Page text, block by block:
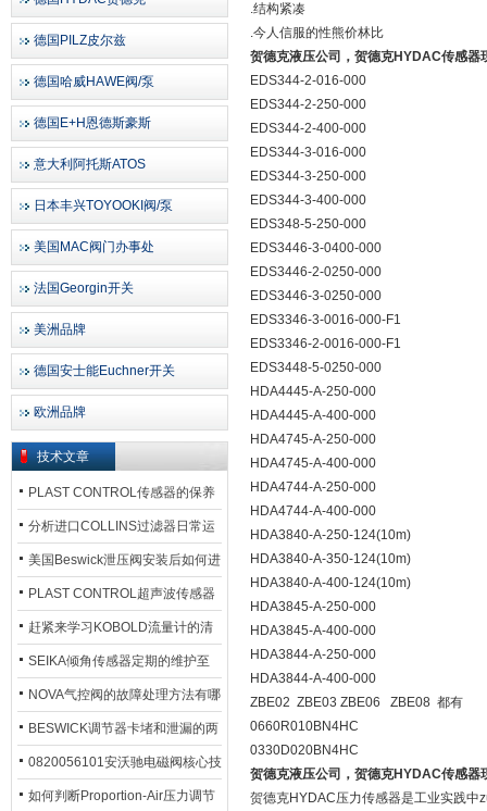
德国PILZ皮尔兹
德国哈威HAWE阀/泵
德国E+H恩德斯豪斯
意大利阿托斯ATOS
日本丰兴TOYOOKI阀/泵
美国MAC阀门办事处
法国Georgin开关
美洲品牌
德国安士能Euchner开关
欧洲品牌
技术文章
PLAST CONTROL传感器的保养
方法
分析进口COLLINS过滤器日常运
行排污步骤
美国Beswick泄压阀安装后如何进
行调试?
PLAST CONTROL超声波传感器
工作原理了解吗？
赶紧来学习KOBOLD流量计的清
洗流程吧
SEIKA倾角传感器定期的维护至
关重要
NOVA气控阀的故障处理方法有哪
些？
BESWICK调节器卡堵和泄漏的两
大问题解决措施
0820056101安沃驰电磁阀核心技
术参数
如何判断Proportion-Air压力调节
.结构紧凑
.今人信服的性熊价林比
贺德克液压公司，贺德克HYDAC传感器
EDS344-2-016-000
EDS344-2-250-000
EDS344-2-400-000
EDS344-3-016-000
EDS344-3-250-000
EDS344-3-400-000
EDS348-5-250-000
EDS3446-3-0400-000
EDS3446-2-0250-000
EDS3446-3-0250-000
EDS3346-3-0016-000-F1
EDS3346-2-0016-000-F1
EDS3448-5-0250-000
HDA4445-A-250-000
HDA4445-A-400-000
HDA4745-A-250-000
HDA4745-A-400-000
HDA4744-A-250-000
HDA4744-A-400-000
HDA3840-A-250-124(10m)
HDA3840-A-350-124(10m)
HDA3840-A-400-124(10m)
HDA3845-A-250-000
HDA3845-A-400-000
HDA3844-A-250-000
HDA3844-A-400-000
ZBE02 ZBE03 ZBE06 ZBE08 都有
0660R010BN4HC
0330D020BN4HC
贺德克液压公司，贺德克HYDAC传感器
贺德克HYDAC压力传感器是工业实践中